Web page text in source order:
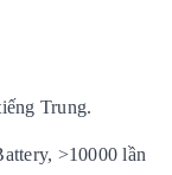
Trung.
>10000 lần